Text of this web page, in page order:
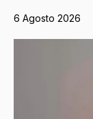
6 Agosto 2026